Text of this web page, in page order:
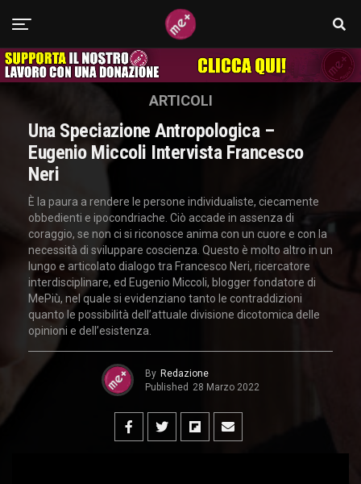
ARTICOLI
Una Speciazione Antropologica –
Eugenio Miccoli Intervista Francesco
Neri
È la paura a rendere le persone individualiste, ciecamente
obbedienti e ipocondriache. Ciò accade in assenza di
coraggio, se non ci si riconosce anima con un cuore e con la
necessità di sviluppare coscienza. Questo è molto altro in un
lungo e articolato dialogo tra Francesco Neri, ricercatore
interdisciplinare, ed Eugenio Miccoli, blogger fondatore di
MePiù, nel quale si evidenziano tanto le contraddizioni
quanto le possibilità dell’attuale divisione dicotomica delle
opinioni e dell’esistenza.
By Redazione
Published 28 Marzo 2022